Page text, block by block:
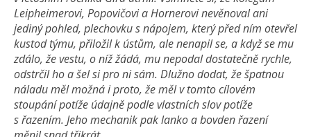
Leipheimerovi, Popovičovi a Hornerovi nevěnoval ani
jediný pohled, plechovku s nápojem, který před ním otevřel
kustod týmu, přiložil k ústům, ale nenapil se, a když se mu
zdálo, že vestu, o níž žádá, mu nepodal dostatečně rychle,
odstrčil ho a šel si pro ni sám. Dlužno dodat, že špatnou
náladu měl možná i proto, že měl v tomto cílovém
stoupání potíže údajně podle vlastních slov potíže
s řazením. Jeho mechanik pak lanko a bovden řazení